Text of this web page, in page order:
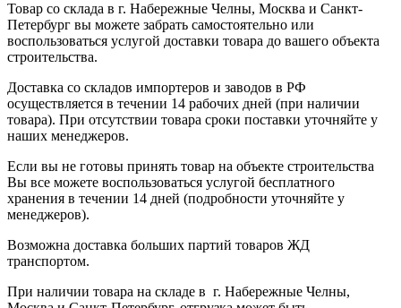
Товар со склада в г. Набережные Челны, Москва и Санкт-
Петербург вы можете забрать самостоятельно или
воспользоваться услугой доставки товара до вашего объекта
строительства.
Доставка со складов импортеров и заводов в РФ
осуществляется в течении 14 рабочих дней (при наличии
товара). При отсутствии товара сроки поставки уточняйте у
наших менеджеров.
Если вы не готовы принять товар на объекте строительства
Вы все можете воспользоваться услугой бесплатного
хранения в течении 14 дней (подробности уточняйте у
менеджеров).
Возможна доставка больших партий товаров ЖД
транспортом.
При наличии товара на складе в г. Набережные Челны,